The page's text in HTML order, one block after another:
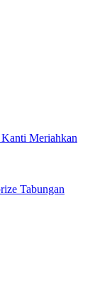
Kanti Meriahkan
Tabungan